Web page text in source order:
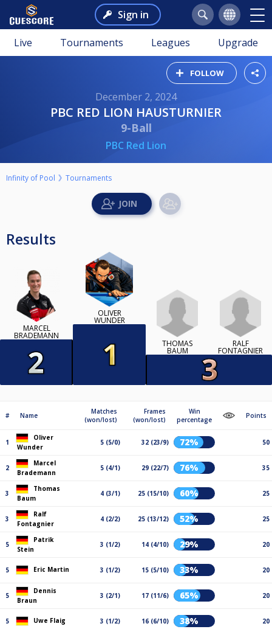
Sign in
Live Tournaments Leagues Upgrade
FOLLOW
December 2, 2024
PBC RED LION HAUSTURNIER
9-Ball
PBC Red Lion
Infinity of Pool Tournaments
Results
MARCEL
BRADEMANN
OLIVER
WUNDER
THOMAS
BAUM
RALF
FONTAGNIER
# Name
Matches
(won/lost)
Frames
(won/lost)
Win
percentage
Points
1
Oliver
Wunder
5 (5/0) 32 (23/9) 72% 50
2
Marcel
Brademann
5 (4/1) 29 (22/7) 76% 35
3
Thomas
Baum
4 (3/1) 25 (15/10) 60% 25
3
Ralf
Fontagnier
4 (2/2) 25 (13/12) 52% 25
5
Patrik
Stein
3 (1/2) 14 (4/10) 29% 20
5 Eric Martin 3 (1/2) 15 (5/10) 33% 20
5
Dennis
Braun
3 (2/1) 17 (11/6) 65% 20
5 Uwe Flaig 3 (1/2) 16 (6/10) 38% 20